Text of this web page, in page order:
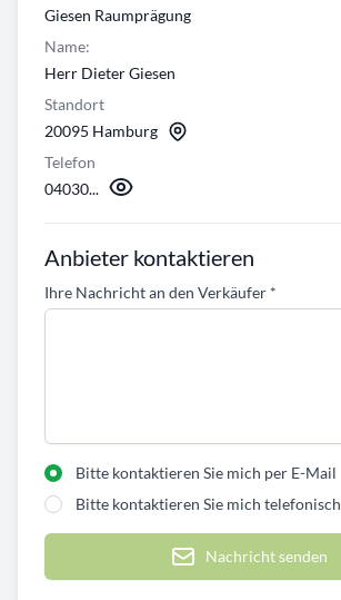
Giesen Raumprägung
Name:
Herr Dieter Giesen
Standort
20095 Hamburg
Telefon
04030...
Anbieter kontaktieren
Ihre Nachricht an den Verkäufer *
Bitte kontaktieren Sie mich per E-Mail
Bitte kontaktieren Sie mich telefonisch
Nachricht senden